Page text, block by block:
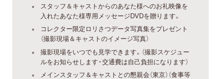
スタッフ＆キャストからのあなた様へのお礼映像を
入れたあなた様専用メッセージDVDを贈ります。
コレクター限定ロリさつデータ写真集をプレゼント
（撮影現場＆キャストのイメージ写真）
撮影現場をいつでも見学できます。（撮影スケジュー
ルをお知らせします・交通費は自己負担になります）
メインスタッフ＆キャストとの懇親会（東京）（食事等